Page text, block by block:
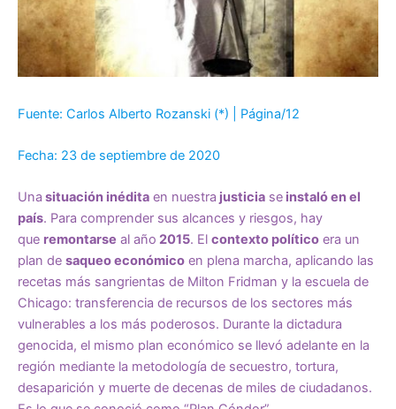
Fuente: Carlos Alberto Rozanski (*) | Página/12
Fecha: 23 de septiembre de 2020
Una situación inédita en nuestra justicia se instaló en el
país. Para comprender sus alcances y riesgos, hay
que remontarse al año 2015. El contexto político era un
plan de saqueo económico en plena marcha, aplicando las
recetas más sangrientas de Milton Fridman y la escuela de
Chicago: transferencia de recursos de los sectores más
vulnerables a los más poderosos. Durante la dictadura
genocida, el mismo plan económico se llevó adelante en la
región mediante la metodología de secuestro, tortura,
desaparición y muerte de decenas de miles de ciudadanos.